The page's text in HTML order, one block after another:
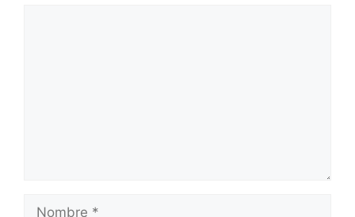
Nombre